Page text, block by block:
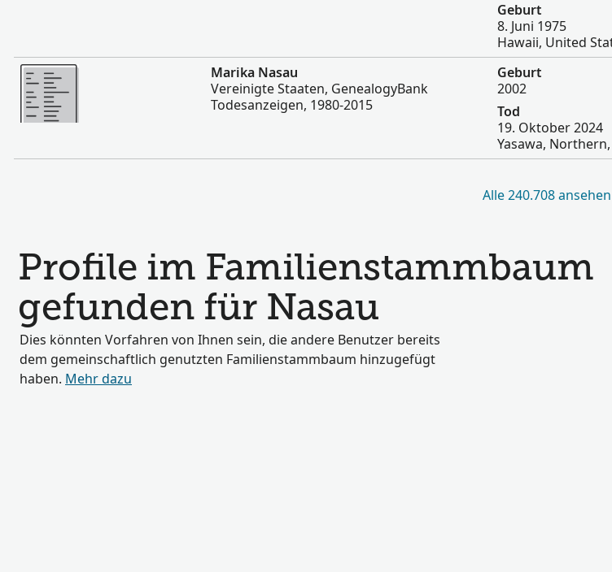
Geburt
8. Juni 1975
Hawaii, United
Mehr
Marika Nasau
Vereinigte Staaten, GenealogyBank
Todesanzeigen, 1980-2015
Geburt
2002
Tod
19. Oktober 2024
Yasawa, Northern,
Alle 240.708 ansehen
Profile im Familienstammbaum
gefunden für Nasau
Dies könnten Vorfahren von Ihnen sein, die andere Benutzer bereits
dem gemeinschaftlich genutzten Familienstammbaum hinzugefügt
haben. Mehr dazu